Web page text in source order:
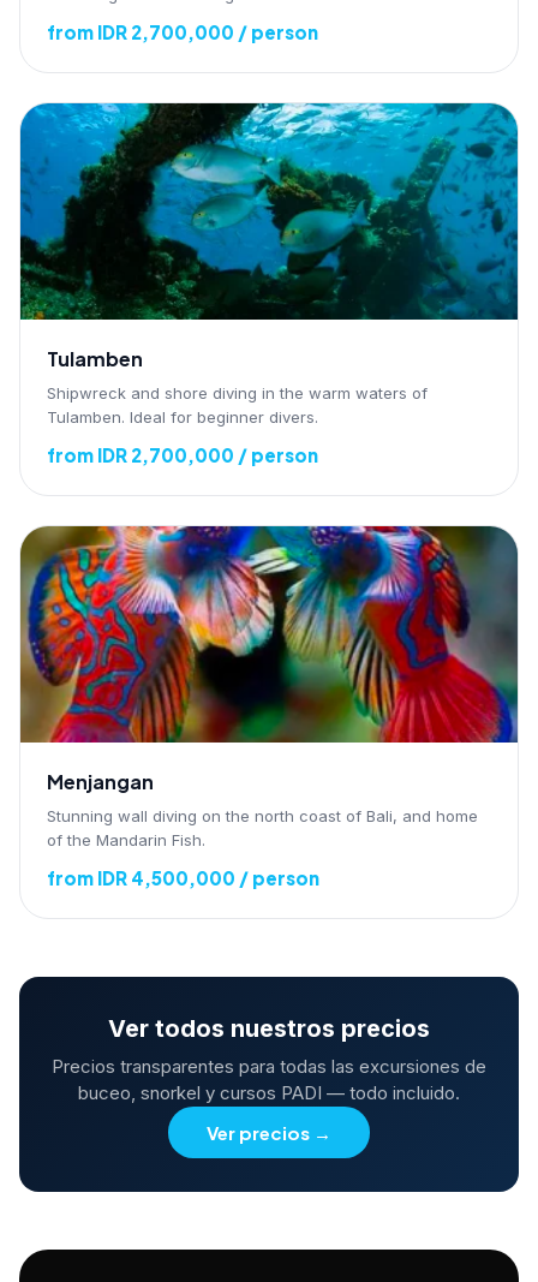
from IDR 2,700,000 / person
Tulamben
Shipwreck and shore diving in the warm waters of
Tulamben. Ideal for beginner divers.
from IDR 2,700,000 / person
Menjangan
Stunning wall diving on the north coast of Bali, and home
of the Mandarin Fish.
from IDR 4,500,000 / person
Ver todos nuestros precios
Precios transparentes para todas las excursiones de
buceo, snorkel y cursos PADI — todo incluido.
Ver precios →